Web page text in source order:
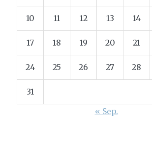
10 11 12 13 14
17 18 19 20 21
24 25 26 27 28
31
« Sep.